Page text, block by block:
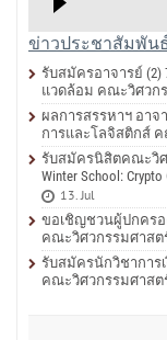
ข่าวประชาสัมพัน
รับสมัครอาจารย์ (2)
แวดล้อม คณะวิศวก
ผลการสรรหาฯ อาจ
การและโลจิสติกส์
รับสมัครนิสิตคณะวิศ
Winter School: Crypto
13. Jul
ขอเชิญชวนผู้ปกครอ
คณะวิศวกรรมศาสต
รับสมัครนักวิชาการ
คณะวิศวกรรมศาสต